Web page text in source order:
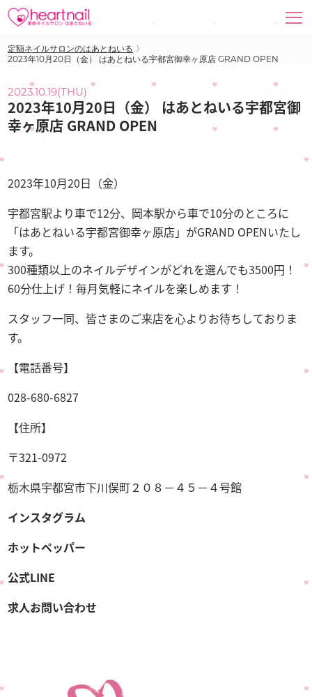
定額ネイルサロンのはあとねいる 〉
2023年10月20日（金） はあとねいる宇都宮御幸ヶ原店 GRAND OPEN
2023.10.19(THU)
2023年10月20日（金） はあとねいる宇都宮御
幸ヶ原店 GRAND OPEN
2023年10月20日（金）
宇都宮駅より車で12分、岡本駅から車で10分のところに
「はあとねいる宇都宮御幸ヶ原店」がGRAND OPENいたし
ます。
300種類以上のネイルデザインがどれを選んでも3500円！
60分仕上げ！毎月気軽にネイルを楽しめます！
スタッフ一同、皆さまのご来店を心よりお待ちしておりま
す。
【電話番号】
028-680-6827
【住所】
〒321-0972
栃木県宇都宮市下川俣町２０８－４５－４号館
インスタグラム
ホットペッパー
公式LINE
求人お問い合わせ